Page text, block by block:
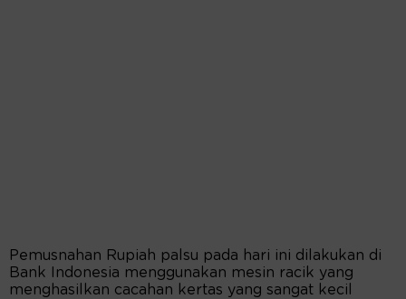
Pemusnahan Rupiah palsu pada hari ini dilakukan di
Bank Indonesia menggunakan mesin racik yang
menghasilkan cacahan kertas yang sangat kecil